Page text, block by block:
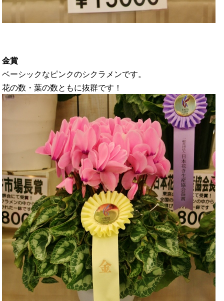
金賞
ベーシックなピンクのシクラメンです。
花の数・葉の数ともに抜群です！